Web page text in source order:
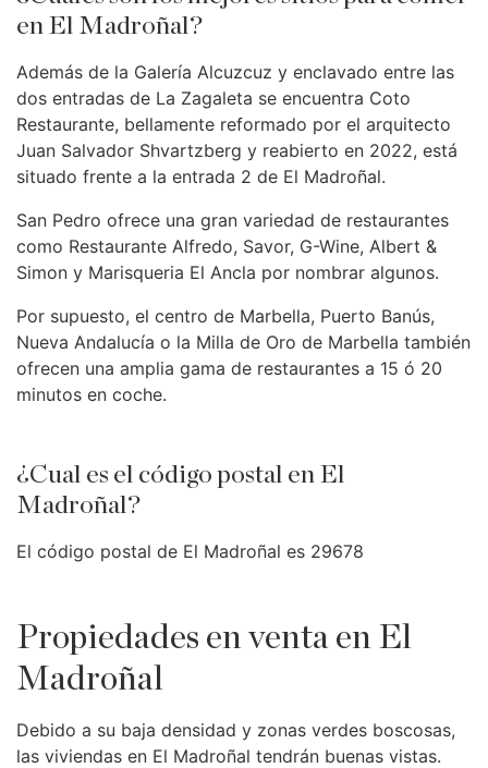
en El Madroñal?
Además de la Galería Alcuzcuz y enclavado entre las
dos entradas de La Zagaleta se encuentra Coto
Restaurante, bellamente reformado por el arquitecto
Juan Salvador Shvartzberg y reabierto en 2022, está
situado frente a la entrada 2 de El Madroñal.
San Pedro ofrece una gran variedad de restaurantes
como Restaurante Alfredo, Savor, G-Wine, Albert &
Simon y Marisqueria El Ancla por nombrar algunos.
Por supuesto, el centro de Marbella, Puerto Banús,
Nueva Andalucía o la Milla de Oro de Marbella también
ofrecen una amplia gama de restaurantes a 15 ó 20
minutos en coche.
¿Cual es el código postal en El
Madroñal?
El código postal de El Madroñal es 29678
Propiedades en venta en El
Madroñal
Debido a su baja densidad y zonas verdes boscosas,
las viviendas en El Madroñal tendrán buenas vistas.